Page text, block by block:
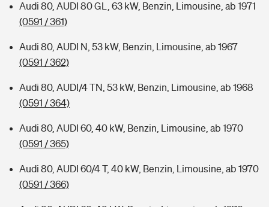
Audi 80, AUDI 80 GL, 63 kW, Benzin, Limousine, ab 1971
(0591 / 361)
Audi 80, AUDI N, 53 kW, Benzin, Limousine, ab 1967
(0591 / 362)
Audi 80, AUDI/4 TN, 53 kW, Benzin, Limousine, ab 1968
(0591 / 364)
Audi 80, AUDI 60, 40 kW, Benzin, Limousine, ab 1970
(0591 / 365)
Audi 80, AUDI 60/4 T, 40 kW, Benzin, Limousine, ab 1970
(0591 / 366)